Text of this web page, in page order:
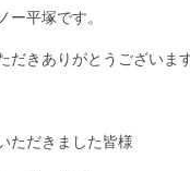
ー平塚です。
だきありがとうございます
ただきました皆様